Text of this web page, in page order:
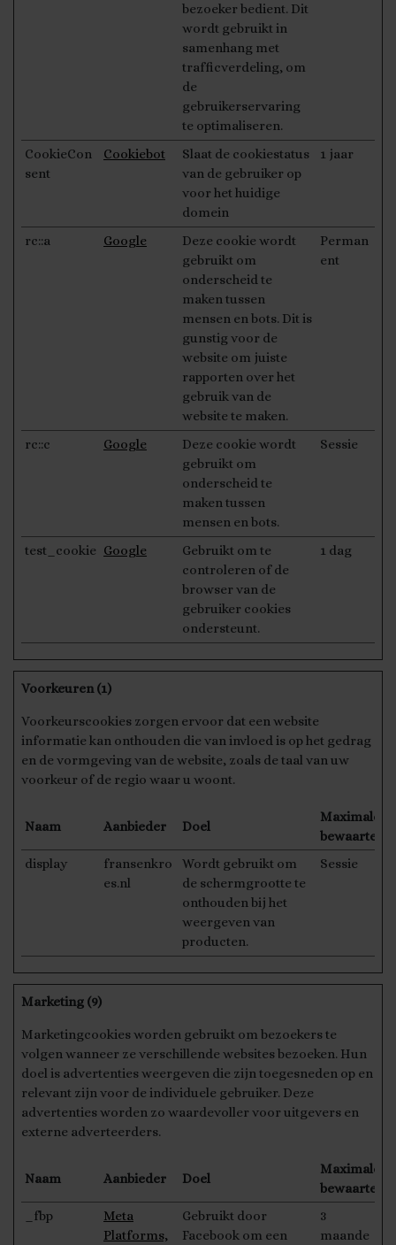
bezoeker bedient. Dit
wordt gebruikt in
samenhang met
trafficverdeling, om
de
gebruikerservaring
te optimaliseren.
CookieCon
sent
Cookiebot
Slaat de cookiestatus
van de gebruiker op
voor het huidige
domein
1 jaar
rc::a Google
Deze cookie wordt
gebruikt om
onderscheid te
maken tussen
mensen en bots. Dit is
gunstig voor de
website om juiste
rapporten over het
gebruik van de
website te maken.
Perman
ent
rc::c Google
Deze cookie wordt
gebruikt om
onderscheid te
maken tussen
mensen en bots.
Sessie
test_cookie Google
Gebruikt om te
controleren of de
browser van de
gebruiker cookies
ondersteunt.
1 dag
Voorkeuren (1)
Voorkeurscookies zorgen ervoor dat een website
informatie kan onthouden die van invloed is op het gedrag
en de vormgeving van de website, zoals de taal van uw
voorkeur of de regio waar u woont.
Naam Aanbieder Doel
Maximale
display
fransenkro
es.nl
Wordt gebruikt om
de schermgrootte te
onthouden bij het
weergeven van
producten.
Sessie
Marketing (9)
Marketingcookies worden gebruikt om bezoekers te
volgen wanneer ze verschillende websites bezoeken. Hun
doel is advertenties weergeven die zijn toegesneden op en
relevant zijn voor de individuele gebruiker. Deze
advertenties worden zo waardevoller voor uitgevers en
externe adverteerders.
Naam Aanbieder Doel
Maximale
_fbp
Meta
Platforms,
Gebruikt door
Facebook om een
3
maande